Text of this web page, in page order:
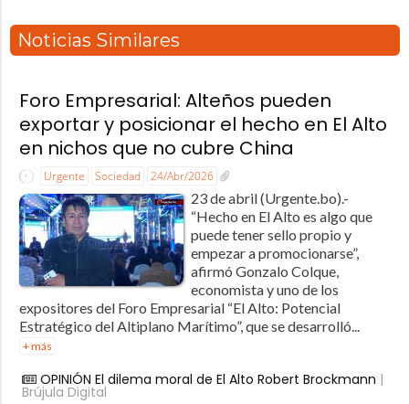
Noticias Similares
Foro Empresarial: Alteños pueden
exportar y posicionar el hecho en El Alto
en nichos que no cubre China
Urgente Sociedad 24/Abr/2026
23 de abril (Urgente.bo).-
“Hecho en El Alto es algo que
puede tener sello propio y
empezar a promocionarse”,
afirmó Gonzalo Colque,
economista y uno de los
expositores del Foro Empresarial “El Alto: Potencial
Estratégico del Altiplano Marítimo”, que se desarrolló...
+ más
OPINIÓN El dilema moral de El Alto Robert Brockmann |
Brújula Digital